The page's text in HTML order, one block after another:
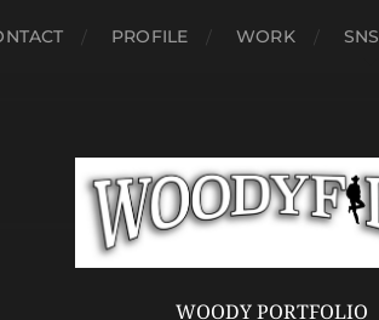
PROFILE WORK SNS
WOODY PORTFOLIO